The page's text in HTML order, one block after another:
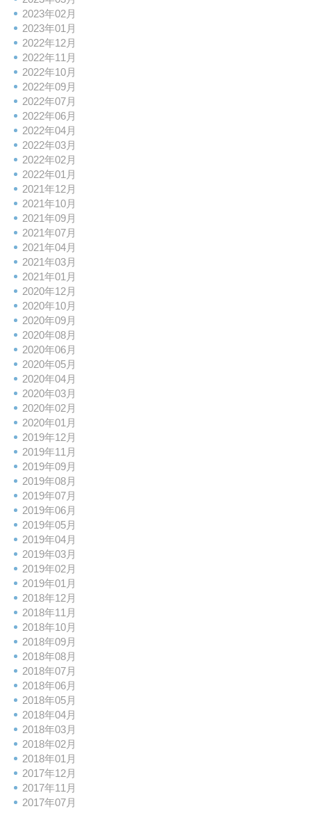
2023年02月
2023年01月
2022年12月
2022年11月
2022年10月
2022年09月
2022年07月
2022年06月
2022年04月
2022年03月
2022年02月
2022年01月
2021年12月
2021年10月
2021年09月
2021年07月
2021年04月
2021年03月
2021年01月
2020年12月
2020年10月
2020年09月
2020年08月
2020年06月
2020年05月
2020年04月
2020年03月
2020年02月
2020年01月
2019年12月
2019年11月
2019年09月
2019年08月
2019年07月
2019年06月
2019年05月
2019年04月
2019年03月
2019年02月
2019年01月
2018年12月
2018年11月
2018年10月
2018年09月
2018年08月
2018年07月
2018年06月
2018年05月
2018年04月
2018年03月
2018年02月
2018年01月
2017年12月
2017年11月
2017年07月